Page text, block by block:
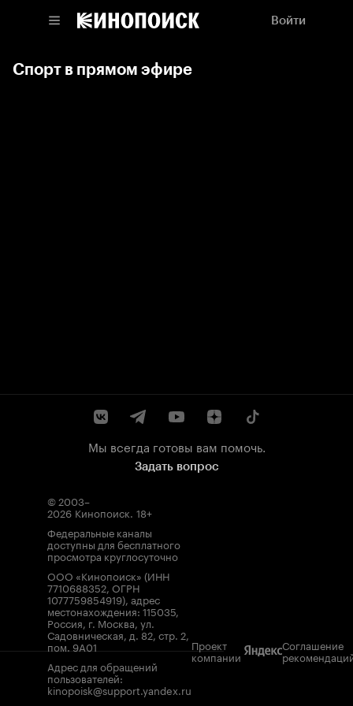
Войти
Спорт в прямом эфире
Мы всегда готовы вам помочь.
Задать вопрос
© 2003–
2026 Кинопоиск. 18+
Федеральные каналы
доступны для бесплатного
просмотра круглосуточно
ООО «Кинопоиск» (ИНН
7710688352, ОГРН
1077759854919), адрес
местонахождения: 115035,
Россия, г. Москва, ул.
Садовническая, д. 82, стр. 2,
пом. 9А01
Адрес для обращений
пользователей:
kinopoisk@support.yandex.ru
Проект
компании
Соглашение